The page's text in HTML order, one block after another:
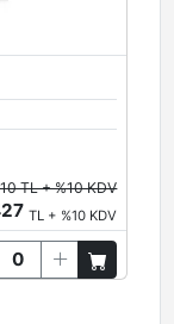
TL + %10 KDV
TL + %10 KDV